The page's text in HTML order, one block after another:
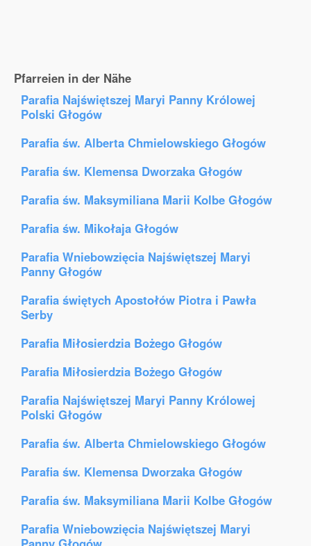
Pfarreien in der Nähe
Parafia Najświętszej Maryi Panny Królowej
Polski Głogów
Parafia św. Alberta Chmielowskiego Głogów
Parafia św. Klemensa Dworzaka Głogów
Parafia św. Maksymiliana Marii Kolbe Głogów
Parafia św. Mikołaja Głogów
Parafia Wniebowzięcia Najświętszej Maryi
Panny Głogów
Parafia świętych Apostołów Piotra i Pawła
Serby
Parafia Miłosierdzia Bożego Głogów
Parafia Miłosierdzia Bożego Głogów
Parafia Najświętszej Maryi Panny Królowej
Polski Głogów
Parafia św. Alberta Chmielowskiego Głogów
Parafia św. Klemensa Dworzaka Głogów
Parafia św. Maksymiliana Marii Kolbe Głogów
Parafia Wniebowzięcia Najświętszej Maryi